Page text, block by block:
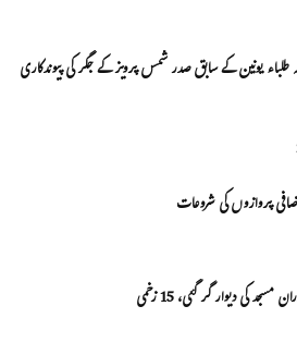
طلباء یونین کے سابق صدر شمس پرویز کے جگر کی پیوندکاری
کی دیوار گر گئی، 15 زخمی